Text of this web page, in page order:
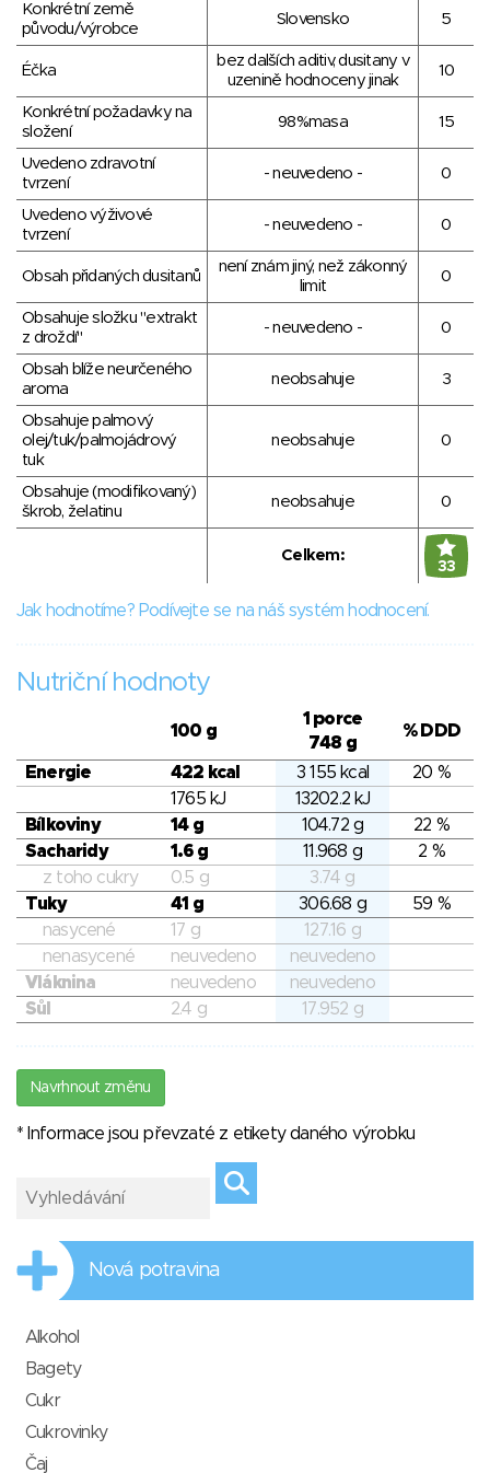
Konkrétní země
původu/výrobce
Slovensko 5
Éčka
bez dalších aditiv, dusitany v
uzenině hodnoceny jinak
10
Konkrétní požadavky na
složení
98%masa 15
Uvedeno zdravotní
tvrzení
- neuvedeno - 0
Uvedeno výživové
tvrzení
- neuvedeno - 0
Obsah přidaných dusitanů
není znám jiný, než zákonný
limit
0
Obsahuje složku "extrakt
z droždí"
- neuvedeno - 0
Obsah blíže neurčeného
aroma
neobsahuje 3
Obsahuje palmový
olej/tuk/palmojádrový
tuk
neobsahuje 0
Obsahuje (modifikovaný)
škrob, želatinu
neobsahuje 0
Celkem:
33
Jak hodnotíme? Podívejte se na náš systém hodnocení.
Nutriční hodnoty
100 g
1 porce
748 g
% DDD
Energie 422 kcal 3 155 kcal
20 %
1765 kJ
13202.2 kJ
Bílkoviny
14 g 104.72 g
22 %
Sacharidy
1.6 g 11.968 g
2 %
z toho cukry
0.5 g
3.74 g
Tuky
41 g 306.68 g
59 %
nasycené
17 g
127.16 g
nenasycené
neuvedeno
neuvedeno
Vláknina
neuvedeno
neuvedeno
Sůl
2.4 g 17.952 g
Navrhnout změnu
* Informace jsou převzaté z etikety daného výrobku
Nová potravina
Alkohol
Bagety
Cukr
Cukrovinky
Čaj